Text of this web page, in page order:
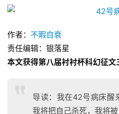
作者： 不暇自衰
责任编辑：银落星
本文获得第八届衬衬杯科幻征文
导读：我在42号病床醒
我将把自己杀死，我将被